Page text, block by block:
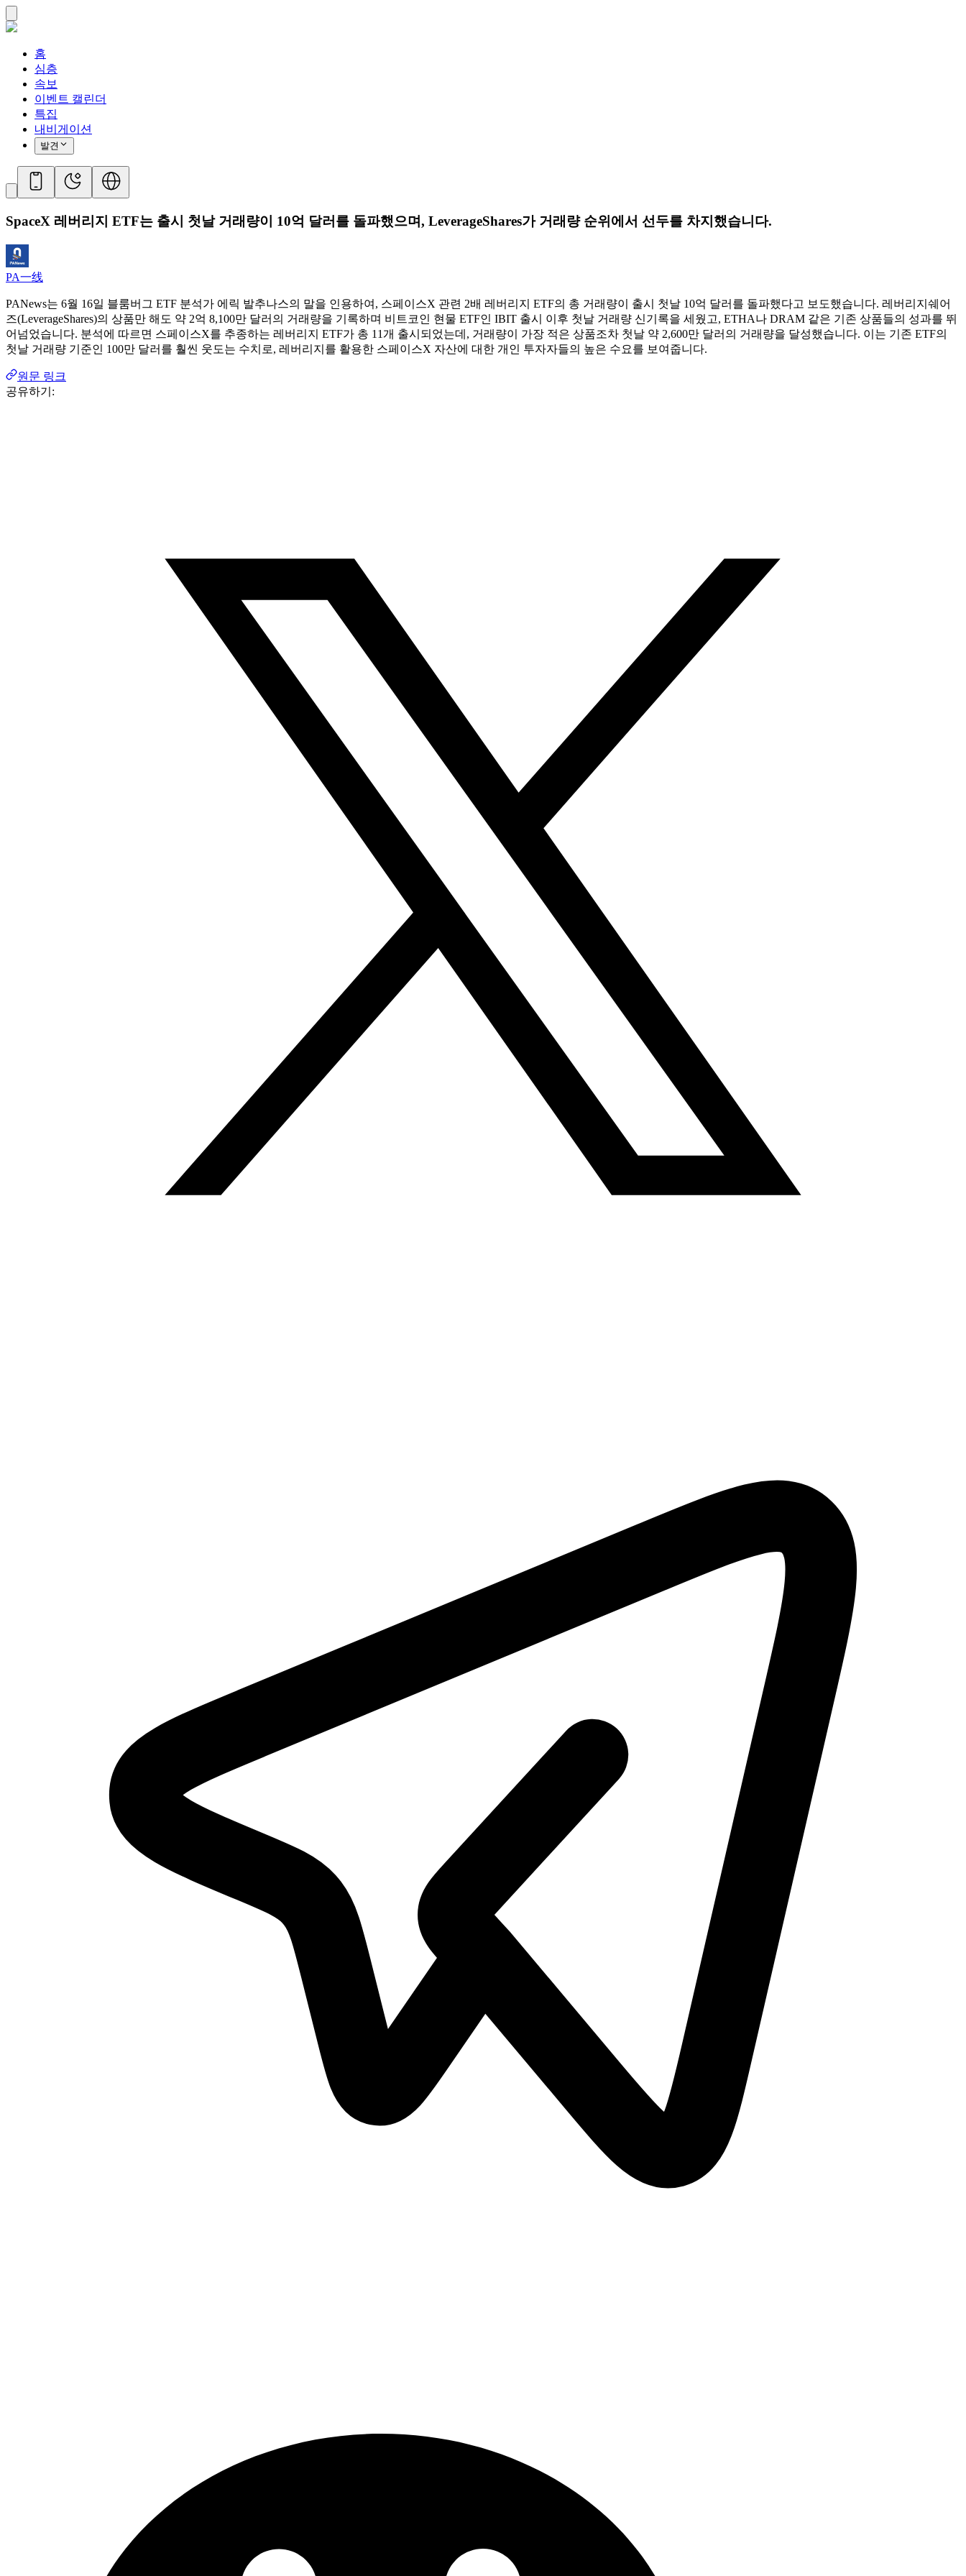
홈
심층
속보
이벤트 캘린더
특집
내비게이션
발견
SpaceX 레버리지 ETF는 출시 첫날 거래량이 10억 달러를 돌파했으며, LeverageShares가 거래량 순위에서 선두를 차지했습니다.
PA一线
PANews는 6월 16일 블룸버그 ETF 분석가 에릭 발추나스의 말을 인용하여, 스페이스X 관련 2배 레버리지 ETF의 총 거래량이 출시 첫날 10억 달러를 돌파했다고 보도했습니다. 레버리지쉐어
즈(LeverageShares)의 상품만 해도 약 2억 8,100만 달러의 거래량을 기록하며 비트코인 ​​현물 ETF인 IBIT 출시 이후 첫날 거래량 신기록을 세웠고, ETHA나 DRAM 같은 기존 상품들의 성과를 뛰
어넘었습니다. 분석에 따르면 스페이스X를 추종하는 레버리지 ETF가 총 11개 출시되었는데, 거래량이 가장 적은 상품조차 첫날 약 2,600만 달러의 거래량을 달성했습니다. 이는 기존 ETF의
첫날 거래량 기준인 100만 달러를 훨씬 웃도는 수치로, 레버리지를 활용한 스페이스X 자산에 대한 개인 투자자들의 높은 수요를 보여줍니다.
원문 링크
공유하기: